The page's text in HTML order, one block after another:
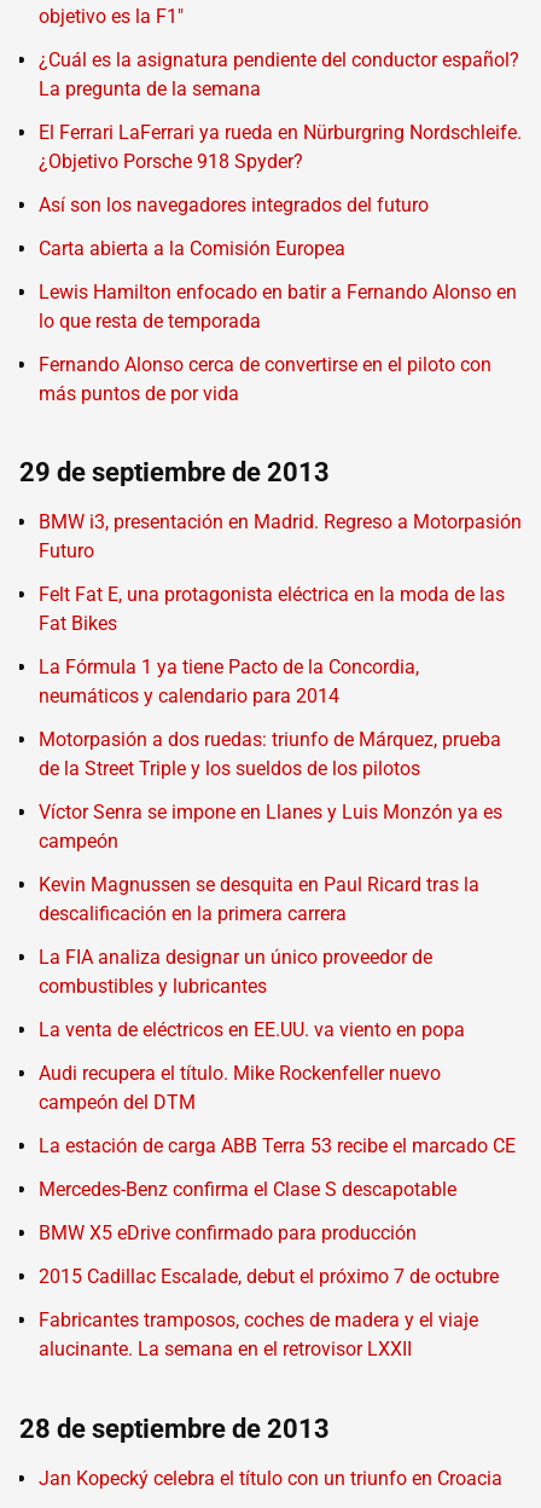
objetivo es la F1"
¿Cuál es la asignatura pendiente del conductor español?
La pregunta de la semana
El Ferrari LaFerrari ya rueda en Nürburgring Nordschleife.
¿Objetivo Porsche 918 Spyder?
Así son los navegadores integrados del futuro
Carta abierta a la Comisión Europea
Lewis Hamilton enfocado en batir a Fernando Alonso en
lo que resta de temporada
Fernando Alonso cerca de convertirse en el piloto con
más puntos de por vida
29 de septiembre de 2013
BMW i3, presentación en Madrid. Regreso a Motorpasión
Futuro
Felt Fat E, una protagonista eléctrica en la moda de las
Fat Bikes
La Fórmula 1 ya tiene Pacto de la Concordia,
neumáticos y calendario para 2014
Motorpasión a dos ruedas: triunfo de Márquez, prueba
de la Street Triple y los sueldos de los pilotos
Víctor Senra se impone en Llanes y Luis Monzón ya es
campeón
Kevin Magnussen se desquita en Paul Ricard tras la
descalificación en la primera carrera
La FIA analiza designar un único proveedor de
combustibles y lubricantes
La venta de eléctricos en EE.UU. va viento en popa
Audi recupera el título. Mike Rockenfeller nuevo
campeón del DTM
La estación de carga ABB Terra 53 recibe el marcado CE
Mercedes-Benz confirma el Clase S descapotable
BMW X5 eDrive confirmado para producción
2015 Cadillac Escalade, debut el próximo 7 de octubre
Fabricantes tramposos, coches de madera y el viaje
alucinante. La semana en el retrovisor LXXII
28 de septiembre de 2013
Jan Kopecký celebra el título con un triunfo en Croacia